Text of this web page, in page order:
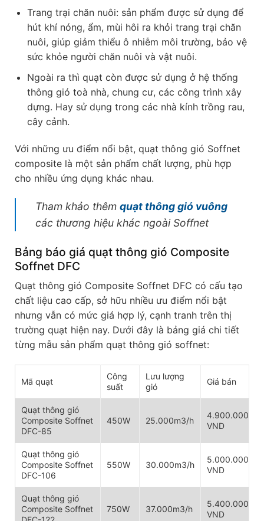
Trang trại chăn nuôi: sản phẩm được sử dụng để
hút khí nóng, ẩm, mùi hôi ra khỏi trang trại chăn
nuôi, giúp giảm thiểu ô nhiễm môi trường, bảo vệ
sức khỏe người chăn nuôi và vật nuôi.
Ngoài ra thì quạt còn được sử dụng ở hệ thống
thông gió toà nhà, chung cư, các công trình xây
dựng. Hay sử dụng trong các nhà kính trồng rau,
cây cảnh.
Với những ưu điểm nổi bật, quạt thông gió Soffnet
composite là một sản phẩm chất lượng, phù hợp
cho nhiều ứng dụng khác nhau.
Tham khảo thêm quạt thông gió vuông
các thương hiệu khác ngoài Soffnet
Bảng báo giá quạt thông gió Composite
Soffnet DFC
Quạt thông gió Composite Soffnet DFC có cấu tạo
chất liệu cao cấp, sở hữu nhiều ưu điểm nổi bật
nhưng vẫn có mức giá hợp lý, cạnh tranh trên thị
trường quạt hiện nay. Dưới đây là bảng giá chi tiết
từng mẫu sản phẩm quạt thông gió soffnet:
Mã quạt
Công
suất
Lưu lượng
gió
Giá bán
Quạt thông gió
Composite Soffnet
DFC-85
450W 25.000m3/h
4.900.000
VND
Quạt thông gió
Composite Soffnet
DFC-106
550W 30.000m3/h
5.000.000
VND
Quạt thông gió
Composite Soffnet
750W 37.000m3/h
5.400.000
VND